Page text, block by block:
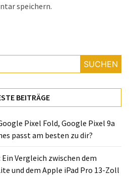
speichern.
SUCHEN
BEITRÄGE
Pixel Fold, Google Pixel 9a
passt am besten zu dir?
Vergleich zwischen dem
und dem Apple iPad Pro 13-Zoll